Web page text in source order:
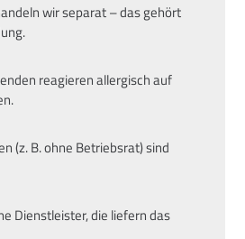
wir separat – das gehört
reagieren allergisch auf
(z. B. ohne Betriebsrat) sind
Dienstleister, die liefern das